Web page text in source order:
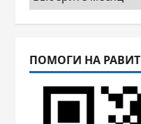
ПОМОГИ НА